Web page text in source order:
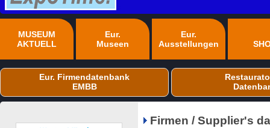
MUSEUM
AKTUELL
Eur.
Museen
Eur.
Ausstellungen
Eur. Firmendatenbank
EMBB
Firmen / Supplier's